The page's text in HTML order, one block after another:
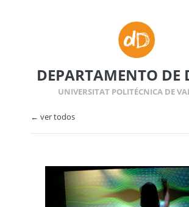
DEPARTAMENTO DE
UNIVERSITAT POLITÉCNICA DE
← ver todos